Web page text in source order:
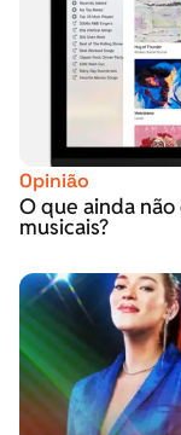
Opinião
O que ainda
musicais?